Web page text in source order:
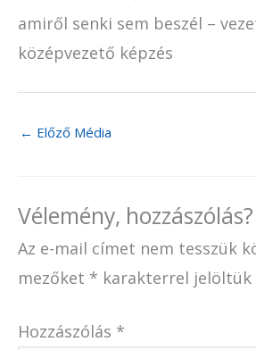
amiről senki sem beszél –
középvezető képzés
← Előző Média
Vélemény, hozzászólás?
Az e-mail címet nem tesszük
mezőket * karakterrel jelöltük
Hozzászólás *